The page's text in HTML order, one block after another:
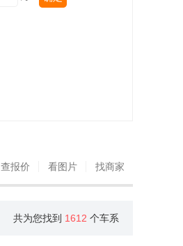
查报价 看图片 找商家
共为您找到 1612 个车系